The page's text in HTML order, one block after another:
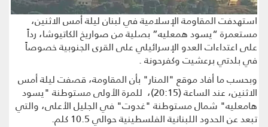
استهدفت المقاومة الإسلامية في لبنان ليلة أمس الاثنين،
مستعمرة “يسود همعليه” بصلية من ‏صواريخ الكاتيوشا، رداً
على ‌‌‏‌‏اعتداءات العدو الإسرائيلي على القرى الجنوبية خصوصاً
في بلدتي ‏برعشيت وكفرحونة .
وبحسب ما أفاد موقع "المنار" بأن المقاومة، قصفت ليلة أمس
الاثنين، عند الساعة (20:15)، للمرة الأولى مستوطنة "يسود
هامعليه" شمال مستوطنة "غدوت" في الجليل الأعلى، والتي
تبعد عن الحدود اللبنانية الفلسطينية حوالي 10.5 كلم.